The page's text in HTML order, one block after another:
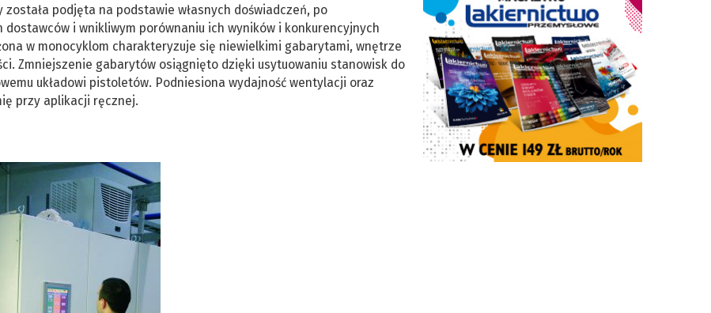
podjęta na podstawie własnych doświadczeń, po
i wnikliwym porównaniu ich wyników i konkurencyjnych
w monocyklom charakteryzuje się niewielkimi gabarytami, wnętrze
Zmniejszenie gabarytów osiągnięto dzięki usytuowaniu stanowisk do
układowi pistoletów. Podniesiona wydajność wentylacji oraz
przy aplikacji ręcznej.